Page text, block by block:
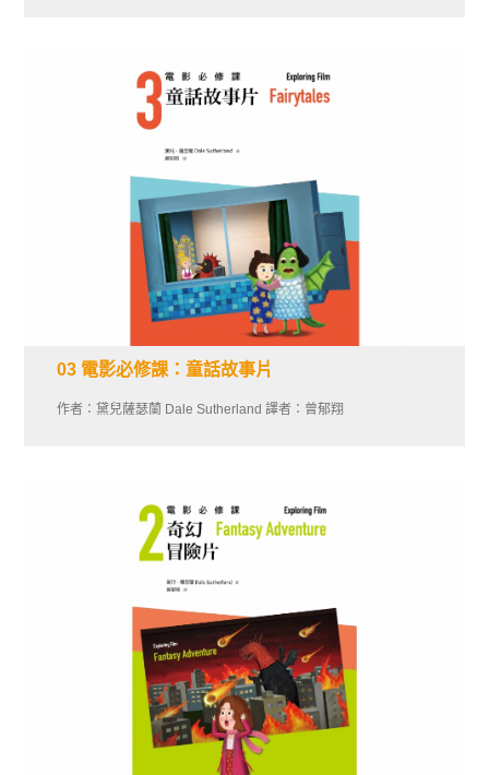
03 電影必修課：童話故事片
作者：黛兒薩瑟蘭 Dale Sutherland 譯者：曾郁翔